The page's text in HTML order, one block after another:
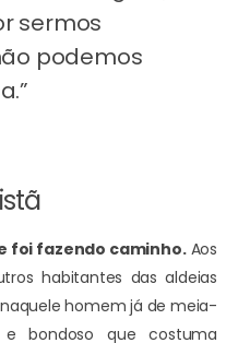
sermos
podemos
foi fazendo caminho.Aos
habitantes das aldeias
homem já de meia-
bondoso que costuma